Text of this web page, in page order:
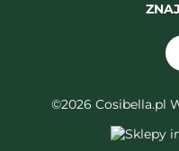
©2026 Cosibella.pl